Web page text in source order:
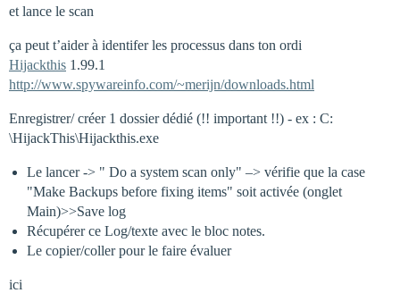
et lance le scan
ça peut t’aider à identifer les processus dans ton ordi
Hijackthis 1.99.1
http://www.spywareinfo.com/~merijn/downloads.html
Enregistrer/ créer 1 dossier dédié (!! important !!) - ex : C:
\HijackThis\Hijackthis.exe
Le lancer -> " Do a system scan only" –> vérifie que la case
"Make Backups before fixing items" soit activée (onglet
Main)>>Save log
Récupérer ce Log/texte avec le bloc notes.
Le copier/coller pour le faire évaluer
ici